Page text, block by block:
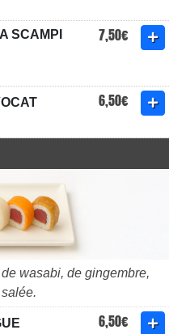
SCAMPI
7,50€
6,50€
wasabi, de gingembre,
6,50€